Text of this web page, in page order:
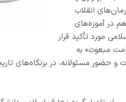
انقلاب
در آموزه‌های
مورد تأکید قرار
مبعوث» به
و حضور مسئولانه، در بزنگاه‌های